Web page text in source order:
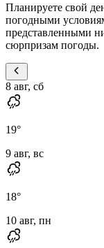
Планируете свой
погодными
представленными
сюрпризам погоды.
8 авг, сб
19°
9 авг, вс
18°
10 авг, пн